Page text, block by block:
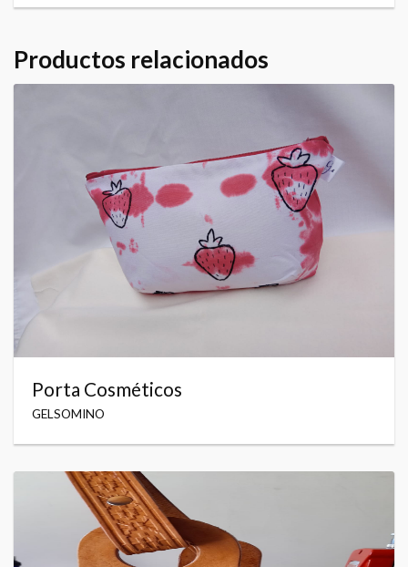
Productos relacionados
Porta Cosméticos
GELSOMINO